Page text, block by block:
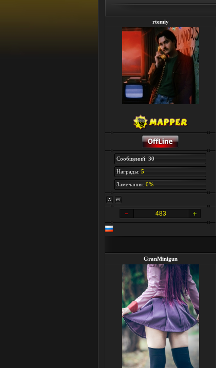
rtemiy
Сообщений: 30
Награды: 5
Замечания: 0%
483
GranMinigun